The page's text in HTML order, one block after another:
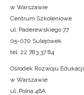
w Warszawie
Centrum Szkoleniowe
ul. Paderewskiego 77
05-070 Sulejówek
tel. 22 783 37 84
Ośrodek Rozwoju Edukacji
w Warszawie
ul. Polna 46A